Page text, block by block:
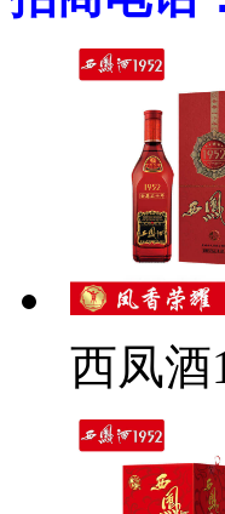
西凤酒